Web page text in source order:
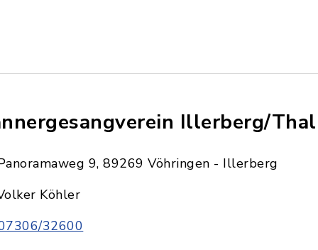
Illerberg/Thal
9, 89269 Vöhringen - Illerberg
Köhler
32600